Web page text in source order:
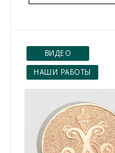
ВИДЕО
НАШИ РАБОТЫ